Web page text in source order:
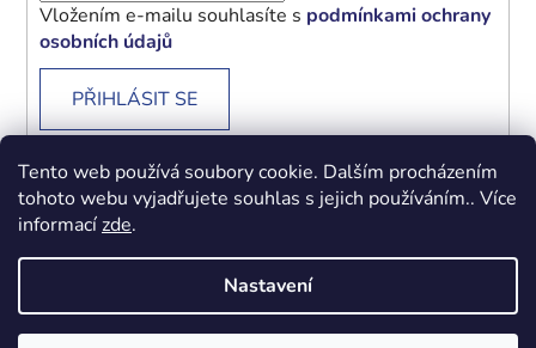
Tento web používá soubory cookie. Dalším procházením
tohoto webu vyjadřujete souhlas s jejich používáním.. Více
informacízde.
Nastavení
Vložením e-mailu souhlasíte s podmínkami ochrany
osobních údajů
PŘIHLÁSIT SE
Obchodní podmínky Podmínky ochrany osobních údajů
Vytvořil Shoptet